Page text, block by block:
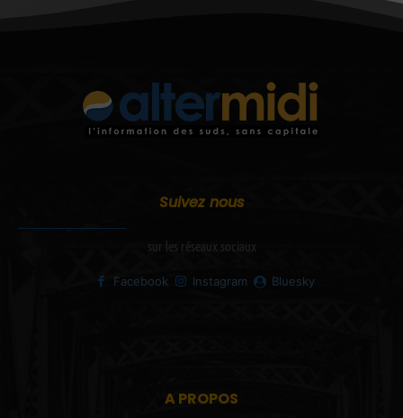
Suivez nous
sur les réseaux sociaux
Facebook Instagram Bluesky
A PROPOS